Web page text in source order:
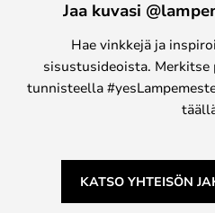
Jaa kuvasi
Hae vinkkejä ja
sisustusideoista.
tunnisteella
KATSO YHTEISÖN